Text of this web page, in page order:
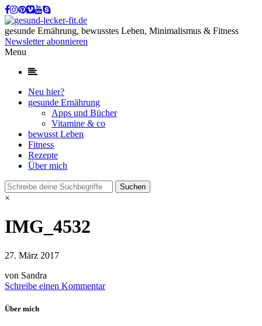
gesunde Ernährung, bewusstes Leben, Minimalismus & Fitness
Newsletter abonnieren
Menu
Neu hier?
gesunde Ernährung
Apps und Bücher
Vitamine & co
bewusst Leben
Fitness
Rezepte
Über mich
×
IMG_4532
27. März 2017
von Sandra
Schreibe einen Kommentar
Über mich